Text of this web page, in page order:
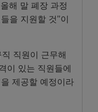
해 말 폐장 과정
을 지원할 것”이
직원이 근무해
이 있는 직원들에
제공할 예정이라